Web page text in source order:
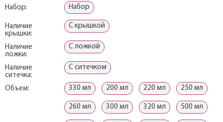
Набор: Набор
Наличие
крышки:
С крышкой
Наличие
ложки:
С ложкой
Наличие
ситечка:
С ситечком
Объем: 330 мл 200 мл 220 мл 250 мл
260 мл 300 мл 320 мл 500 мл